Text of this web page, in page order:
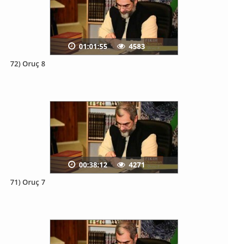
72) Oruç 8
01:01:55 4583
71) Oruç 7
00:38:12 4271